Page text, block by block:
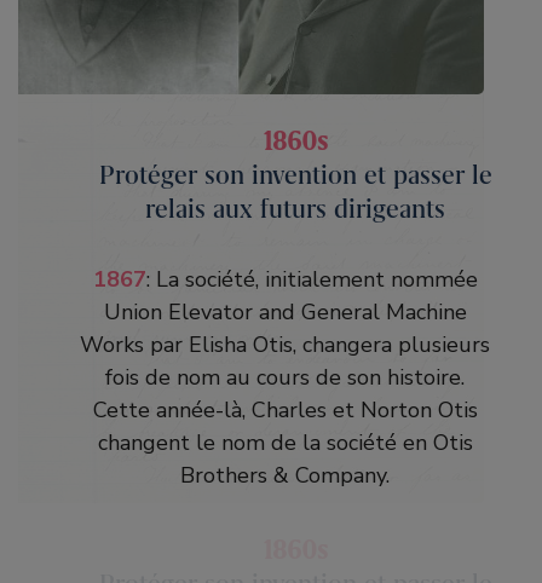
Protéger son invention et passer le
relais aux futurs dirigeants
un brevet pour protéger son invention. Il
meurt quatre mois plus tard à l'âge de
49 ans à Yonkers, dans l'État de New
York, lors d'une épidémie de diphtérie.
Heureusement, grâce au mentorat de
leur père, Charles et Norton Otis sont
prêts à reprendre l'entreprise. À la fin de
1860s
Protéger son invention et passer le
relais aux futurs dirigeants
1867: La société, initialement nommée
Union Elevator and General Machine
Works par Elisha Otis, changera plusieurs
fois de nom au cours de son histoire.
Cette année-là, Charles et Norton Otis
changent le nom de la société en Otis
Brothers & Company.